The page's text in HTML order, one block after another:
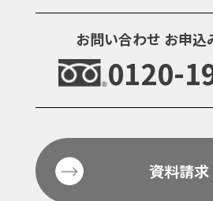
お問い合わせ お申込
0120-
資料請求